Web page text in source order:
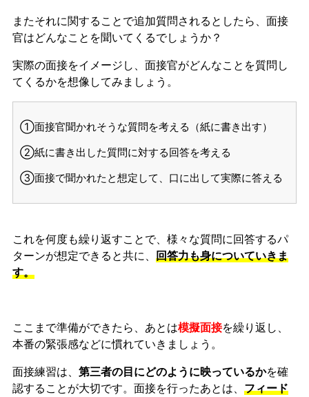
またそれに関することで追加質問されるとしたら、面接
官はどんなことを聞いてくるでしょうか？
実際の面接をイメージし、面接官がどんなことを質問し
てくるかを想像してみましょう。
①面接官聞かれそうな質問を考える（紙に書き出す）
②紙に書き出した質問に対する回答を考える
③面接で聞かれたと想定して、口に出して実際に答える
これを何度も繰り返すことで、様々な質問に回答するパ
ターンが想定できると共に、 回答力も身についていきま
す。
ここまで準備ができたら、あとは模擬面接を繰り返し、
本番の緊張感などに慣れていきましょう。
面接練習は、 第三者の目にどのように映っているかを確
認することが大切です。面接を行ったあとは、 フィード